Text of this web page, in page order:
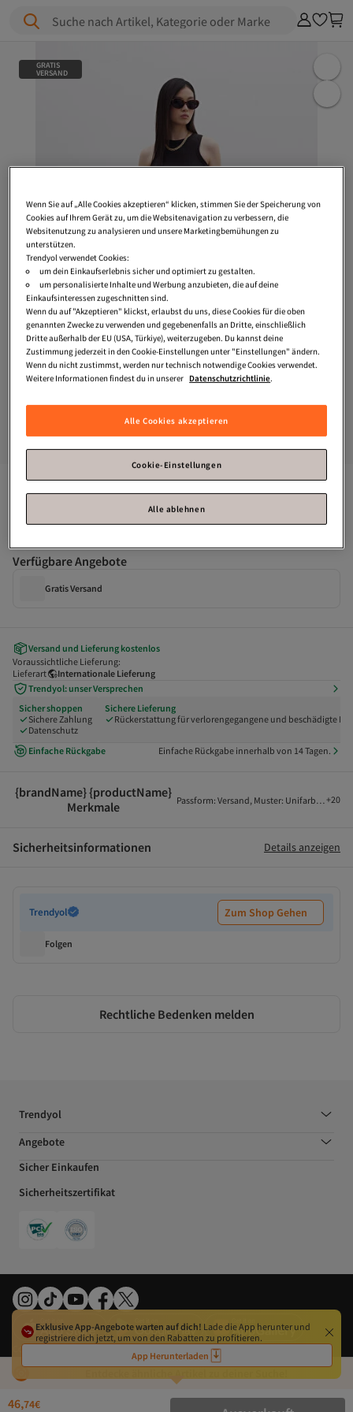
Suche nach Artikel, Kategorie oder Marke
GRATIS
VERSAND
ManukaKRUVAZE ROCK MIT TASCHENDETAILLIERT GRÜN
Zahle deine Rechnung innerhalb von 30 Tagen – kostenfrei.
Verfügbare Angebote
Gratis Versand
Versand und Lieferung kostenlos
Voraussichtliche Lieferung:
Lieferart
Internationale Lieferung
Trendyol: unser Versprechen
Sicher shoppen
Sichere Zahlung
Datenschutz
Sichere Lieferung
Rückerstattung für verlorengegangene und beschädigte
Einfache Rückgabe Einfache Rückgabe innerhalb von 14 Tagen.
{brandName} {productName}
Merkmale
Passform: Versand, Muster: Unifarben,
+20
Sicherheitsinformationen Details anzeigen
Trendyol Zum Shop Gehen
Folgen
Rechtliche Bedenken melden
Exklusive App-Angebote warten auf dich! Lade die App herunter und
registriere dich jetzt, um von den Rabatten zu profitieren.
App Herunterladen
46,74€
Trendyol
Angebote
Sicher Einkaufen
Sicherheitszertifikat
Cookie-PräferenzenGesetz über digitale DiensteDatenschutzerklärungAGB
EU-BehördenNutzungsbedingungen
Wenn Sie auf „Alle Cookies akzeptieren“ klicken, stimmen Sie der Speicherung von
Cookies auf Ihrem Gerät zu, um die Websitenavigation zu verbessern, die
Websitenutzung zu analysieren und unsere Marketingbemühungen zu
unterstützen.
Trendyol verwendet Cookies:
um dein Einkaufserlebnis sicher und optimiert zu gestalten.
um personalisierte Inhalte und Werbung anzubieten, die auf deine
Einkaufsinteressen zugeschnitten sind.
Wenn du auf "Akzeptieren" klickst, erlaubst du uns, diese Cookies für die oben
genannten Zwecke zu verwenden und gegebenenfalls an Dritte, einschließlich
Dritte außerhalb der EU (USA, Türkiye), weiterzugeben. Du kannst deine
Zustimmung jederzeit in den Cookie-Einstellungen unter "Einstellungen" ändern.
Wenn du nicht zustimmst, werden nur technisch notwendige Cookies verwendet.
Weitere Informationen findest du in unserer Datenschutzrichtlinie.
Alle Cookies akzeptieren
Cookie-Einstellungen
Alle ablehnen